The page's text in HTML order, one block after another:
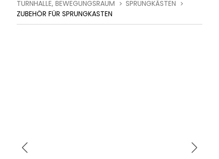
TURNHALLE, BEWEGUNGSRAUM
SPRUNGKÄSTEN
ZUBEHÖR FÜR SPRUNGKASTEN